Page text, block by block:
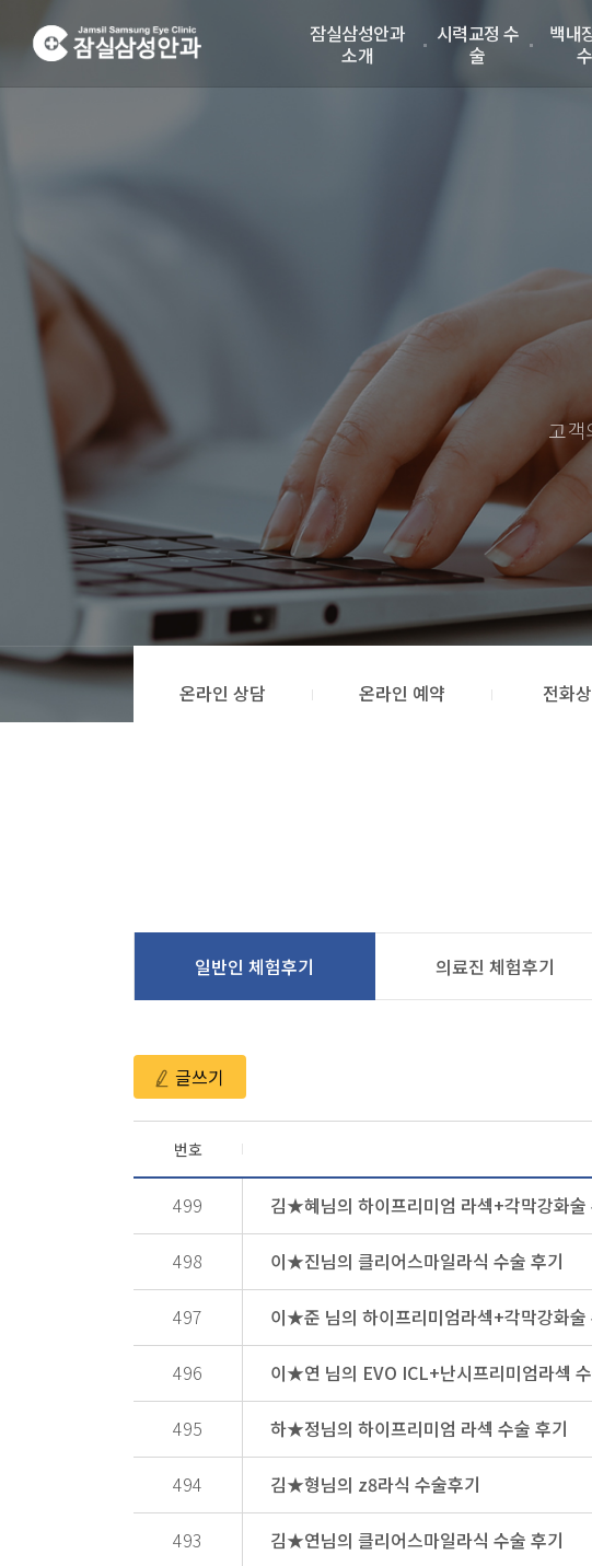
잠실삼성안과
소개
시력교정 수
술
백내
고객
온라인 상담 온라인 예약 전화
일반인 체험후기 의료진 체험후기
번호
499 김★혜님의 하이프리미엄 라섹+각막강화술
498 이★진님의 클리어스마일라식 수술 후기
497 이★준 님의 하이프리미엄라섹+각막강화술
496 이★연 님의 EVO ICL+난시프리미엄라섹
495 하★정님의 하이프리미엄 라섹 수술 후기
494 김★형님의 z8라식 수술후기
493 김★연님의 클리어스마일라식 수술 후기
글쓰기